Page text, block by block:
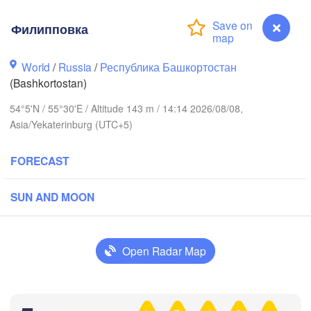
Филипповка
World /Russia /Республика Башкортостан
(Bashkortostan)
54°5'N / 55°30'E / Altitude 143 m / 14:14 2026/08/08,
Asia/Yekaterinburg (UTC+5)
FORECAST
SUN AND MOON
Open Radar Map
Пермь
Ижевск
(Neftekamsk)
Уфа
(Ufa)
Набережные Челны
Филипповка